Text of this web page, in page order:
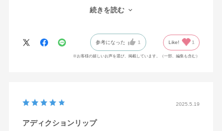
リップはリピートします！続きを読む
参考になった 1 Like! 1
※お客様の嬉しいお声を選び、掲載しています。（一部、編集も含む）
2025.5.19
アディクションリップ